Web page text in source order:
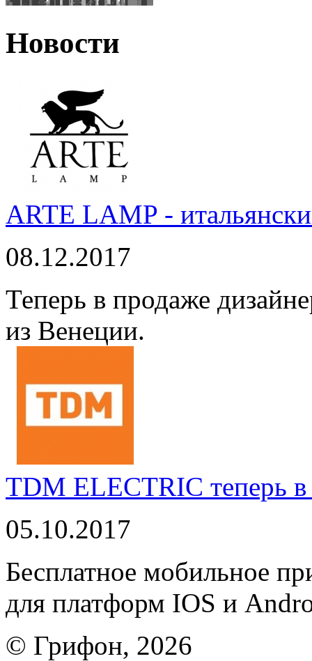
Новости
ARTE LAMP -
08.12.2017
Теперь в продаже
из Венеции.
TDM ELECTRIC теперь
05.10.2017
Бесплатное мобильное
для платформ IOS и
© Грифон, 2026